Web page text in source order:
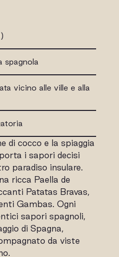
spagnola
vicino alle ville e alla
di cocco e la spiaggia
i sapori decisi
paradiso insulare.
ricca Paella de
Patatas Bravas,
Gambas. Ogni
sapori spagnoli,
di Spagna,
da viste